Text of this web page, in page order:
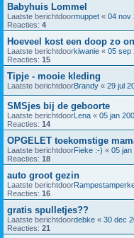
Babyhuis Lommel
Laatste berichtdoormuppet « 04 nov
Reacties: 4
Hoeveel kost een doop zo
Laatste berichtdoorkiwanie « 05 sep
Reacties: 15
Tipje - mooie kleding
Laatste berichtdoorBrandy « 29 jul
SMSjes bij de geboorte
Laatste berichtdoorLena « 05 jan
Reacties: 14
OPGELET toekomstige
Laatste berichtdoorFieke :-) « 05 jan
Reacties: 18
auto groot gezin
Laatste berichtdoor
Reacties: 16
gratis spulletjes??
Laatste berichtdoordebke « 30 dec
Reacties: 21